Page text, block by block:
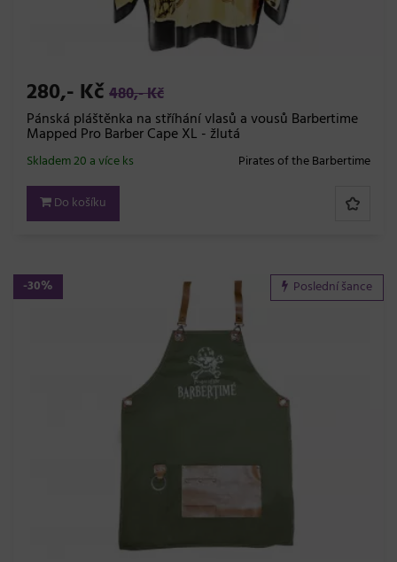
280,- Kč 480,- Kč
Pánská pláštěnka na stříhání vlasů a vousů Barbertime
Mapped Pro Barber Cape XL - žlutá
Pirates of the Barbertime
Skladem 20 a více ks
Do košíku
-30% Poslední šance